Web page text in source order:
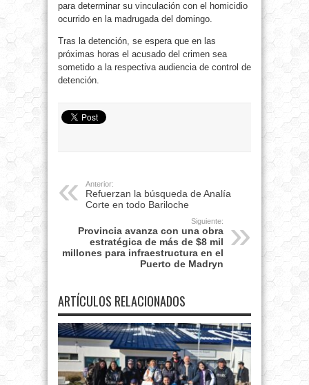
para determinar su vinculación con el homicidio
ocurrido en la madrugada del domingo.
Tras la detención, se espera que en las
próximas horas el acusado del crimen sea
sometido a la respectiva audiencia de control de
detención.
Anterior:
Refuerzan la búsqueda de Analía
Corte en todo Bariloche
Siguiente:
Provincia avanza con una obra
estratégica de más de $8 mil
millones para infraestructura en el
Puerto de Madryn
ARTÍCULOS RELACIONADOS